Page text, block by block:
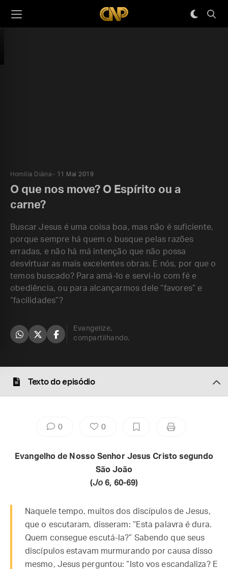
Homilia Diária 11 Mai 2019
O que nos move? O Espírito ou a
carne?
Buscar Jesus é uma coisa boa, mas não é suficiente,
porque sempre há quem o busque pelas razões
erradas, e não há má intenção que não possa
desvirtuar as mais excelentes obras. E nós, por que o
temos buscado? Para amá-lo e servi-lo com fé e
obediência, ou para alcançarmos dele “favores” e
“facilidades”?
Evangelize,
compartilhando.
Texto do episódio
0 0
Evangelho de Nosso Senhor Jesus Cristo segundo
São João
(Jo6, 60-69)
Naquele tempo, muitos dos discípulos de Jesus,
que o escutaram, disseram: “Esta palavra é dura.
Quem consegue escutá-la?” Sabendo que seus
discípulos estavam murmurando por causa disso
mesmo, Jesus perguntou: “Isto vos escandaliza? E